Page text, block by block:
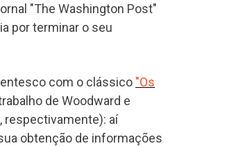
"The Washington Post"
por terminar o seu
com o clássico "Os
de Woodward e
respectivamente): aí
obtenção de informações